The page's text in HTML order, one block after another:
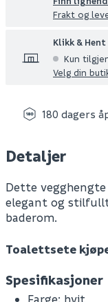
Frakt og
Klikk & Hent
Kun
Velg din
180 dagers
Detaljer
Dette
elegant og
baderom.
Toalettsete
Spesifikasjoner
Farge: hvit